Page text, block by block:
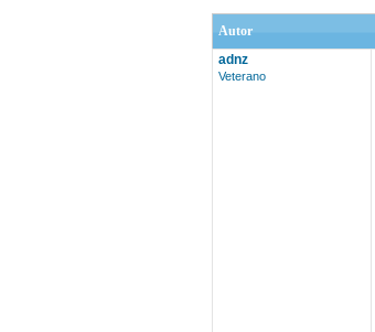
Autor
adnz
Veterano